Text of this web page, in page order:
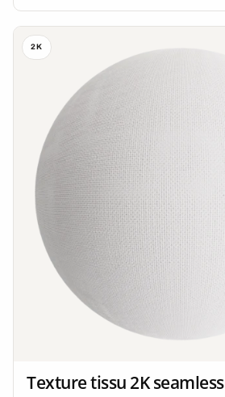
2K
Texture tissu 2K seamless